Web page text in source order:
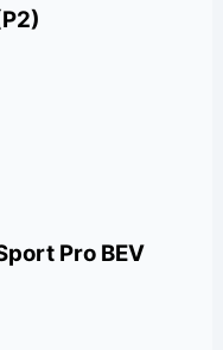
Pro BEV